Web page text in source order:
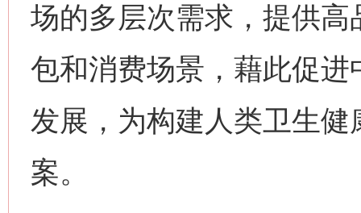
场的多层次需求，提供
包和消费场景，藉此促
发展，为构建人类卫生
案。